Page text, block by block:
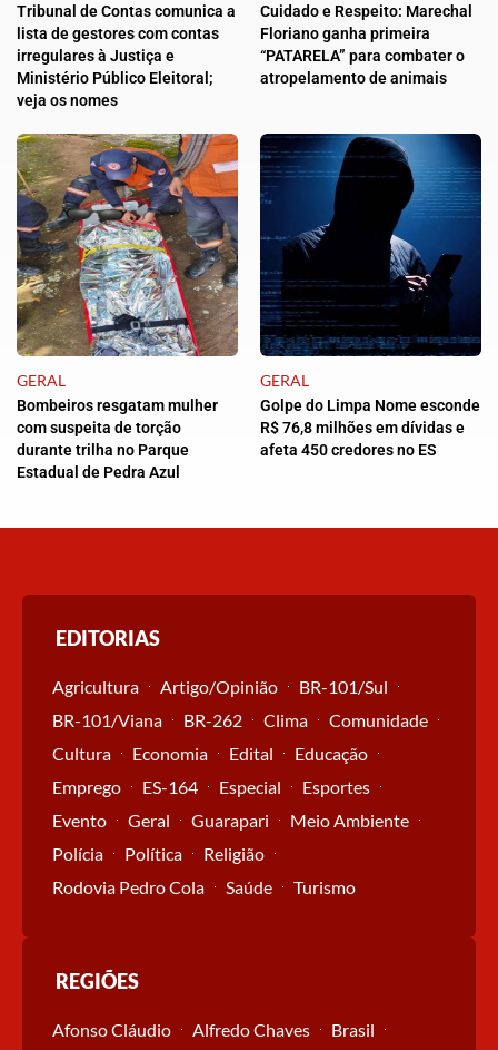
Tribunal de Contas comunica a
lista de gestores com contas
irregulares à Justiça e
Ministério Público Eleitoral;
veja os nomes
Cuidado e Respeito: Marechal
Floriano ganha primeira
“PATARELA” para combater o
atropelamento de animais
GERAL
Bombeiros resgatam mulher
com suspeita de torção
durante trilha no Parque
Estadual de Pedra Azul
GERAL
Golpe do Limpa Nome esconde
R$ 76,8 milhões em dívidas e
afeta 450 credores no ES
EDITORIAS
Agricultura Artigo/Opinião
BR-101/Sul
BR-101/Viana
BR-262 Clima
Comunidade
Cultura
Economia Edital
Educação
Emprego
ES-164 Especial
Esportes
Evento
Geral Guarapari
Meio Ambiente
Polícia
Política
Religião
Rodovia Pedro Cola
Saúde Turismo
REGIÕES
Afonso Cláudio Alfredo Chaves
Brasil